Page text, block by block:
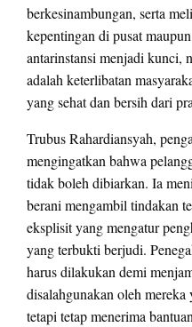
berkesinambungan, serta
kepentingan di pusat
antarinstansi menjadi kunci,
adalah keterlibatan
yang sehat dan bersih dari
Trubus Rahardiansyah,
mengingatkan bahwa
tidak boleh dibiarkan. Ia
berani mengambil tindakan
eksplisit yang mengatur
yang terbukti berjudi.
harus dilakukan demi
disalahgunakan oleh mereka
tetapi tetap menerima